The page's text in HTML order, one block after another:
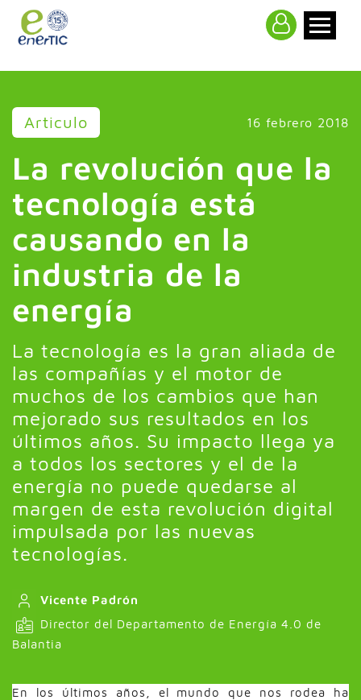
Articulo 16 febrero 2018
La revolución que la
tecnología está
causando en la
industria de la
energía
La tecnología es la gran aliada de
las compañías y el motor de
muchos de los cambios que han
mejorado sus resultados en los
últimos años. Su impacto llega ya
a todos los sectores y el de la
energía no puede quedarse al
margen de esta revolución digital
impulsada por las nuevas
tecnologías.
Vicente Padrón
Director del Departamento de Energía 4.0 de
Balantia
En los últimos años, el mundo que nos rodea ha